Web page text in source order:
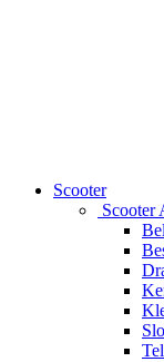
Scooter
Scooter